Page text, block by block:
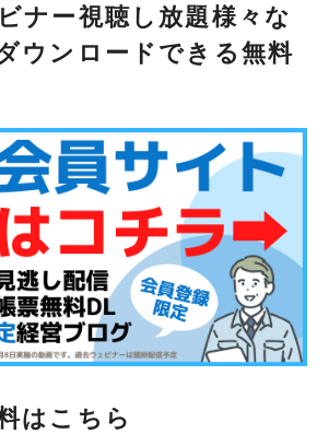
ナー視聴し放題様々な
ウンロードできる無料
はこちら